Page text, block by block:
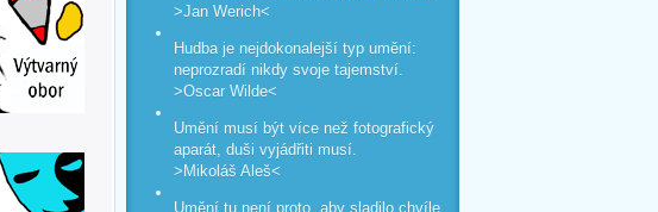
>Jan Werich<
Hudba je nejdokonalejší typ umění:
neprozradí nikdy svoje tajemství.
>Oscar Wilde<
Umění musí být více než fotografický
aparát, duši vyjádřiti musí.
>Mikoláš Aleš<
Umění tu není proto, aby sladilo chvíle